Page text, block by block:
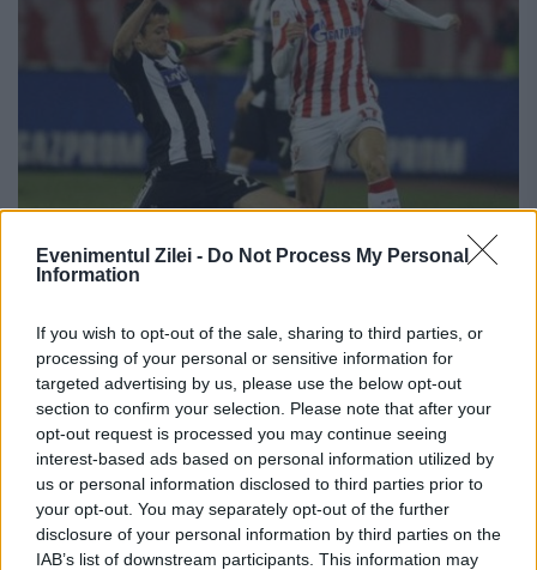
Evenimentul Zilei - Do Not Process My Personal
Information
If you wish to opt-out of the sale, sharing to third parties, or
processing of your personal or sensitive information for
targeted advertising by us, please use the below opt-out
section to confirm your selection. Please note that after your
opt-out request is processed you may continue seeing
interest-based ads based on personal information utilized by
us or personal information disclosed to third parties prior to
your opt-out. You may separately opt-out of the further
disclosure of your personal information by third parties on the
IAB’s list of downstream participants. This information may
regională „balcanică”. Fotbalul reface
Iugoslavia
21 IULIE 2016
Țările ce au format odată Iugoslavia
(Serbia, Slovenia, Bosnia, Croația,
Macedonia și Muntenegru) au primit